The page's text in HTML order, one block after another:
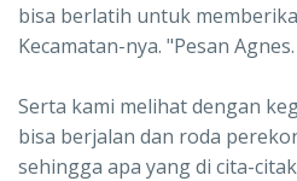
bisa berlatih untuk
Kecamatan-nya. "Pesan Agnes.
Serta kami melihat dengan
bisa berjalan dan roda
sehingga apa yang di cita-